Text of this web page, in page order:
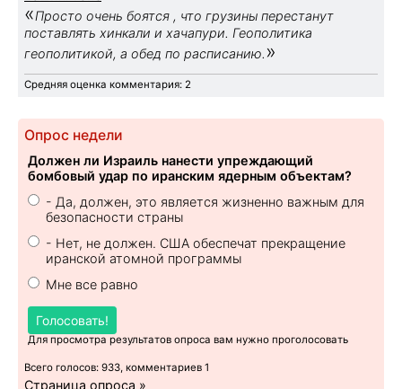
«Просто очень боятся , что грузины перестанут
поставлять хинкали и хачапури. Геополитика
геополитикой, а обед по расписанию. »
Средняя оценка комментария: 2
Опрос недели
Должен ли Израиль нанести упреждающий
бомбовый удар по иранским ядерным объектам?
- Да, должен, это является жизненно важным для
безопасности страны
- Нет, не должен. США обеспечат прекращение
иранской атомной программы
Мне все равно
Голосовать!
Для просмотра результатов опроса вам нужно проголосовать
Всего голосов: 933, комментариев 1
Страница опроса »